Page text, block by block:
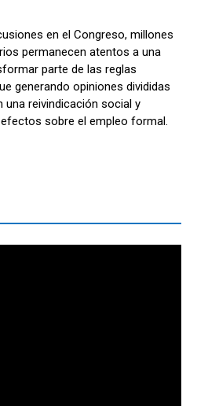
en el Congreso, millones
permanecen atentos a una
parte de las reglas
generando opiniones divididas
una reivindicación social y
sobre el empleo formal.